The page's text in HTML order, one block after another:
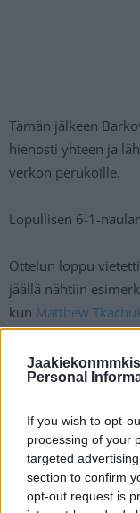
Personal
If you wish to opt-
processing of your
targeted
section to confirm
opt-out request is
Tämän jälkeen
hienosti yhteen ja
verkon perukoille.
Lopullisen 6-1-
Ottelun loppu
jäällä nähtiin
kun Matthew
Aleksander
https://twitter.com/
https://twitter.com/